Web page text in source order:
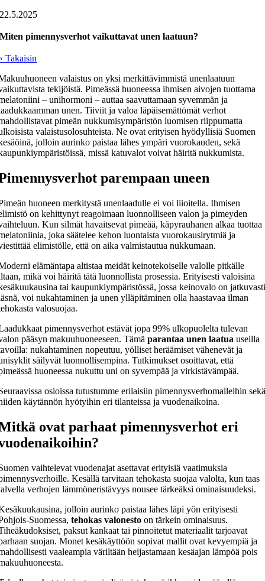
22.5.2025
Miten pimennysverhot vaikuttavat unen laatuun?
Takaisin
valaistus on yksi merkittävimmistä unenlaatuun
tekijöistä. Pimeässä huoneessa ihmisen aivojen tuottama
– unihormoni – auttaa saavuttamaan syvemmän ja
unen. Tiiviit ja valoa läpäisemättömät verhot
pimeän nukkumisympäristön luomisen riippumatta
valaistusolosuhteista. Ne ovat erityisen hyödyllisiä Suomen
jolloin aurinko paistaa lähes ympäri vuorokauden, sekä
missä katuvalot voivat häiritä nukkumista.
parempaan uneen
huoneen merkitystä unenlaadulle ei voi liioitella. Ihmisen
on kehittynyt reagoimaan luonnolliseen valon ja pimeyden
Kun silmät havaitsevat pimeää, käpyrauhanen alkaa tuottaa
joka säätelee kehon luontaista vuorokausirytmiä ja
elimistölle, että on aika valmistautua nukkumaan.
elämäntapa altistaa meidät keinotekoiselle valolle pitkälle
mikä voi häiritä tätä luonnollista prosessia. Erityisesti valoisina
tai kaupunkiympäristössä, jossa keinovalo on
voi nukahtaminen ja unen ylläpitäminen olla haastavaa ilman
valosuojaa.
pimennysverhot estävät jopa 99% ulkopuolelta tulevan
pääsyn makuuhuoneeseen. Tämäparantaa unen laatua useilla
nukahtaminen nopeutuu, yölliset heräämiset vähenevät ja
säilyvät luonnollisempina. Tutkimukset osoittavat, että
huoneessa nukuttu uni on syvempää ja virkistävämpää.
osioissa tutustumme erilaisiin pimennysverhomalleihin
käytännön hyötyihin eri tilanteissa ja vuodenaikoina.
ovat parhaat pimennysverhot eri
vaihtelevat vuodenajat asettavat erityisiä vaatimuksia
Kesällä tarvitaan tehokasta suojaa valolta, kun taas
verhojen lämmöneristävyys nousee tärkeäksi ominaisuudeksi.
jolloin aurinko paistaa lähes läpi yön erityisesti
Suomessa,tehokas valonesto on tärkein ominaisuus.
paksut kankaat tai pinnoitetut materiaalit tarjoavat
suojan. Monet kesäkäyttöön sopivat mallit ovat kevyempiä ja
vaaleampia väriltään heijastamaan kesäajan lämpöä pois